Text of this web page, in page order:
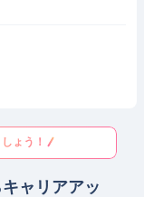
ょう！
ャリアアッ